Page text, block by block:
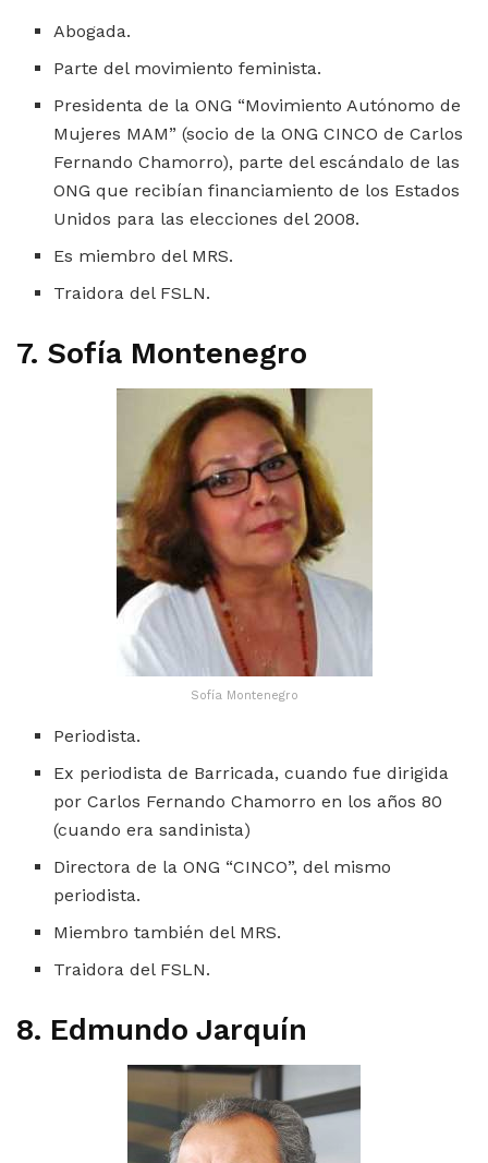
Abogada.
Parte del movimiento feminista.
Presidenta de la ONG “Movimiento Autónomo de
Mujeres MAM” (socio de la ONG CINCO de Carlos
Fernando Chamorro), parte del escándalo de las
ONG que recibían financiamiento de los Estados
Unidos para las elecciones del 2008.
Es miembro del MRS.
Traidora del FSLN.
7. Sofía Montenegro
Sofía Montenegro
Periodista.
Ex periodista de Barricada, cuando fue dirigida
por Carlos Fernando Chamorro en los años 80
(cuando era sandinista)
Directora de la ONG “CINCO”, del mismo
periodista.
Miembro también del MRS.
Traidora del FSLN.
8. Edmundo Jarquín